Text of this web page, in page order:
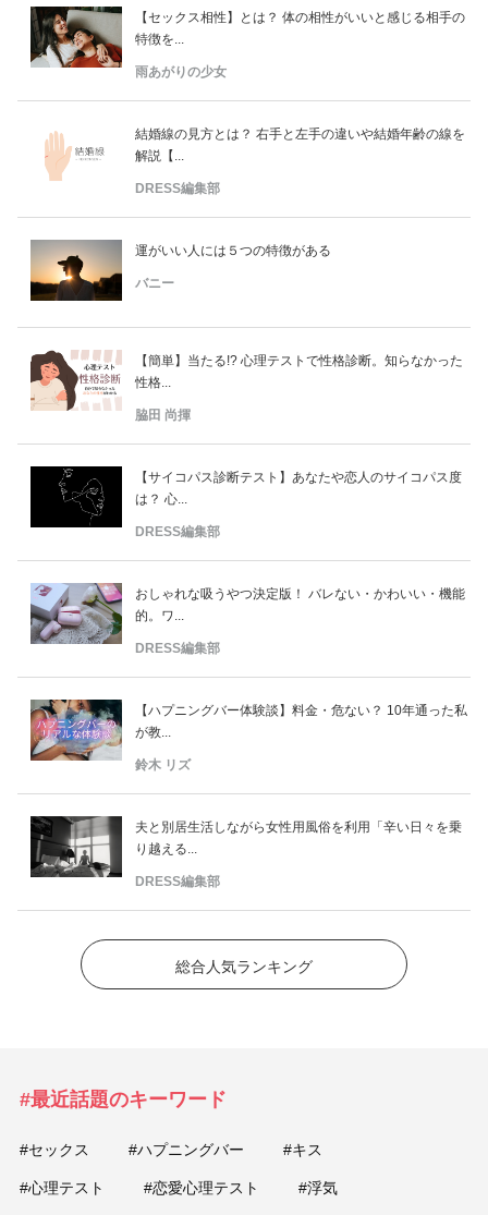
【セックス相性】とは？ 体の相性がいいと感じる相手の
特徴を...
雨あがりの少女
結婚線の見方とは？ 右手と左手の違いや結婚年齢の線を
解説【...
DRESS編集部
運がいい人には５つの特徴がある
バニー
【簡単】当たる!? 心理テストで性格診断。知らなかった
性格...
脇田 尚揮
【サイコパス診断テスト】あなたや恋人のサイコパス度
は？ 心...
DRESS編集部
おしゃれな吸うやつ決定版！ バレない・かわいい・機能
的。ワ...
DRESS編集部
【ハプニングバー体験談】料金・危ない？ 10年通った私
が教...
鈴木 リズ
夫と別居生活しながら女性用風俗を利用「辛い日々を乗
り越える...
DRESS編集部
総合人気ランキング
#最近話題のキーワード
#セックス #ハプニングバー #キス
#心理テスト #恋愛心理テスト #浮気